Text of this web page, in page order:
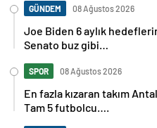
GÜNDEM 08 Ağustos 2026
Joe Biden 6 aylık
Senato buz gibi…
SPOR 08 Ağustos 2026
En fazla kızaran takım
Tam 5 futbolcu….